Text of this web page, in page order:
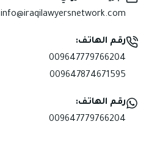
info@iraqilawyersnetwork.com
رقم الهاتف:
009647779766204
009647874671595
رقم الهاتف:
009647779766204